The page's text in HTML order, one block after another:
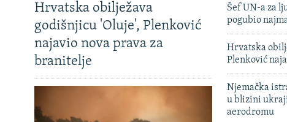
Hrvatska obilježava
godišnjicu 'Oluje', Plenković
najavio nova prava za
branitelje
Šef UN-a za
pogubio
Hrvatska
Plenković
Njemačka
u blizini
aerodromu